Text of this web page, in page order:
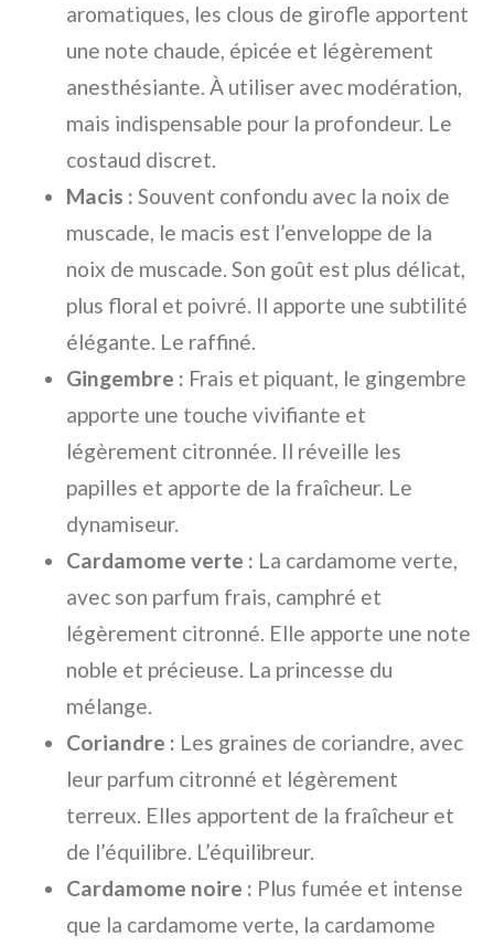
aromatiques, les clous de girofle apportent
une note chaude, épicée et légèrement
anesthésiante. À utiliser avec modération,
mais indispensable pour la profondeur. Le
costaud discret.
Macis : Souvent confondu avec la noix de
muscade, le macis est l’enveloppe de la
noix de muscade. Son goût est plus délicat,
plus floral et poivré. Il apporte une subtilité
élégante. Le raffiné.
Gingembre : Frais et piquant, le gingembre
apporte une touche vivifiante et
légèrement citronnée. Il réveille les
papilles et apporte de la fraîcheur. Le
dynamiseur.
Cardamome verte : La cardamome verte,
avec son parfum frais, camphré et
légèrement citronné. Elle apporte une note
noble et précieuse. La princesse du
mélange.
Coriandre : Les graines de coriandre, avec
leur parfum citronné et légèrement
terreux. Elles apportent de la fraîcheur et
de l’équilibre. L’équilibreur.
Cardamome noire : Plus fumée et intense
que la cardamome verte, la cardamome